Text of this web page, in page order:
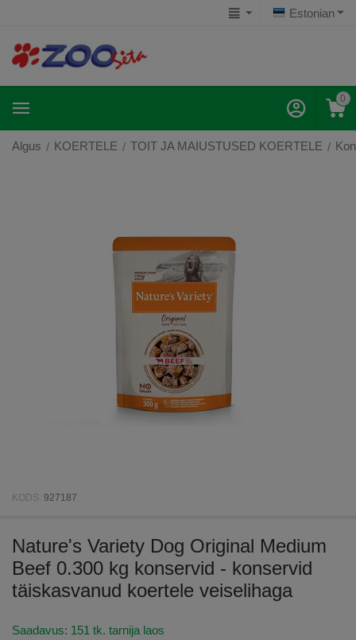
Estonian
0
Algus / KOERTELE / TOIT JA MAIUSTUSED KOERTELE /
KODS: 927187
Nature's Variety Dog Original Medium
Beef 0.300 kg konservid - konservid
täiskasvanud koertele veiselihaga
Saadavus: 151 tk. tarnija laos